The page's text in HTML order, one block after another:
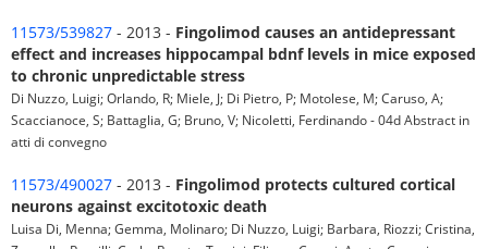
11573/539827 - 2013 - Fingolimod causes an antidepressant
effect and increases hippocampal bdnf levels in mice exposed
to chronic unpredictable stress
Di Nuzzo, Luigi; Orlando, R; Miele, J; Di Pietro, P; Motolese, M; Caruso, A;
Scaccianoce, S; Battaglia, G; Bruno, V; Nicoletti, Ferdinando - 04d Abstract in
atti di convegno
11573/490027 - 2013 - Fingolimod protects cultured cortical
neurons against excitotoxic death
Luisa Di, Menna; Gemma, Molinaro; Di Nuzzo, Luigi; Barbara, Riozzi; Cristina,